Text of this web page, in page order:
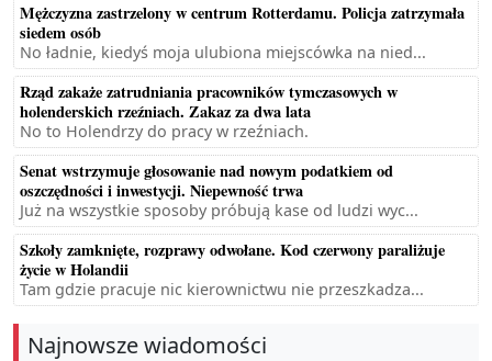
Mężczyzna zastrzelony w centrum Rotterdamu. Policja zatrzymała
siedem osób
No ładnie, kiedyś moja ulubiona miejscówka na nied...
Rząd zakaże zatrudniania pracowników tymczasowych w
holenderskich rzeźniach. Zakaz za dwa lata
No to Holendrzy do pracy w rzeźniach.
Senat wstrzymuje głosowanie nad nowym podatkiem od
oszczędności i inwestycji. Niepewność trwa
Już na wszystkie sposoby próbują kase od ludzi wyc...
Szkoły zamknięte, rozprawy odwołane. Kod czerwony paraliżuje
życie w Holandii
Tam gdzie pracuje nic kierownictwu nie przeszkadza...
Najnowsze wiadomości